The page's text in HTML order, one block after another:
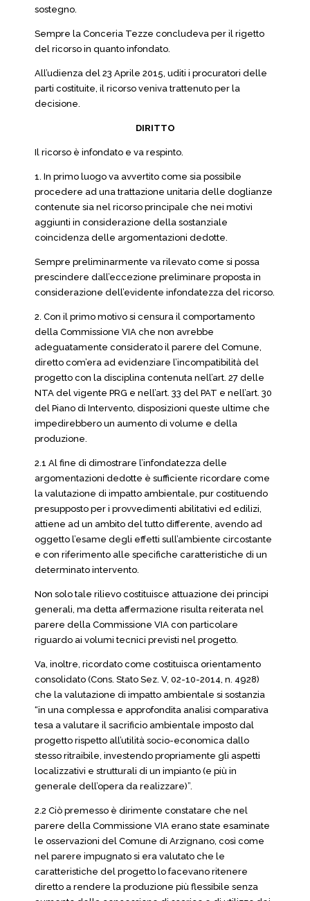
sostegno.
Sempre la Conceria Tezze concludeva per il rigetto
del ricorso in quanto infondato.
All’udienza del 23 Aprile 2015, uditi i procuratori delle
parti costituite, il ricorso veniva trattenuto per la
decisione.
DIRITTO
Il ricorso è infondato e va respinto.
1. In primo luogo va avvertito come sia possibile
procedere ad una trattazione unitaria delle doglianze
contenute sia nel ricorso principale che nei motivi
aggiunti in considerazione della sostanziale
coincidenza delle argomentazioni dedotte.
Sempre preliminarmente va rilevato come si possa
prescindere dall’eccezione preliminare proposta in
considerazione dell’evidente infondatezza del ricorso.
2. Con il primo motivo si censura il comportamento
della Commissione VIA che non avrebbe
adeguatamente considerato il parere del Comune,
diretto com’era ad evidenziare l’incompatibilità del
progetto con la disciplina contenuta nell’art. 27 delle
NTA del vigente PRG e nell’art. 33 del PAT e nell’art. 30
del Piano di Intervento, disposizioni queste ultime che
impedirebbero un aumento di volume e della
produzione.
2.1 Al fine di dimostrare l’infondatezza delle
argomentazioni dedotte è sufficiente ricordare come
la valutazione di impatto ambientale, pur costituendo
presupposto per i provvedimenti abilitativi ed edilizi,
attiene ad un ambito del tutto differente, avendo ad
oggetto l’esame degli effetti sull’ambiente circostante
e con riferimento alle specifiche caratteristiche di un
determinato intervento.
Non solo tale rilievo costituisce attuazione dei principi
generali, ma detta affermazione risulta reiterata nel
parere della Commissione VIA con particolare
riguardo ai volumi tecnici previsti nel progetto.
Va, inoltre, ricordato come costituisca orientamento
consolidato (Cons. Stato Sez. V, 02-10-2014, n. 4928)
che la valutazione di impatto ambientale si sostanzia
“in una complessa e approfondita analisi comparativa
tesa a valutare il sacrificio ambientale imposto dal
progetto rispetto all’utilità socio-economica dallo
stesso ritraibile, investendo propriamente gli aspetti
localizzativi e strutturali di un impianto (e più in
generale dell’opera da realizzare)”.
2.2 Ciò premesso è dirimente constatare che nel
parere della Commissione VIA erano state esaminate
le osservazioni del Comune di Arzignano, così come
nel parere impugnato si era valutato che le
caratteristiche del progetto lo facevano ritenere
diretto a rendere la produzione più flessibile senza